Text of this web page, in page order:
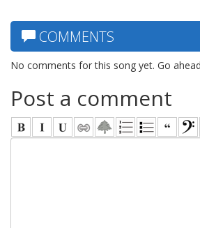
COMMENTS
No comments for this song yet. Go
Post a comment